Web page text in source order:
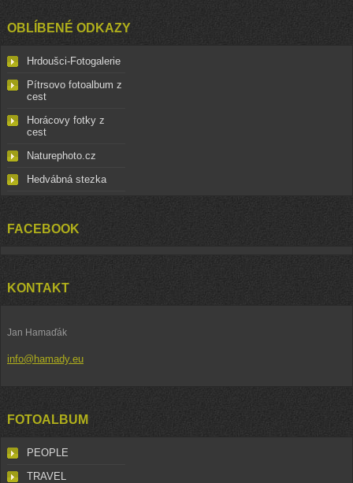
OBLÍBENÉ ODKAZY
Hrdoušci-Fotogalerie
Pítrsovo fotoalbum z
cest
Horácovy fotky z
cest
Naturephoto.cz
Hedvábná stezka
FACEBOOK
KONTAKT
Jan Hamaďák
info@hamady.eu
FOTOALBUM
PEOPLE
TRAVEL